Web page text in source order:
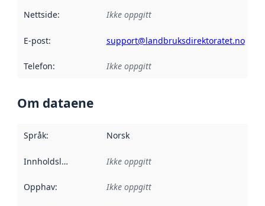
Nettside: Ikke oppgitt
E-post: support@landbruksdirektoratet.no
Telefon: Ikke oppgitt
Om dataene
Språk: Norsk
Innholdsleverandører :
Ikke oppgitt
Opphav: Ikke oppgitt